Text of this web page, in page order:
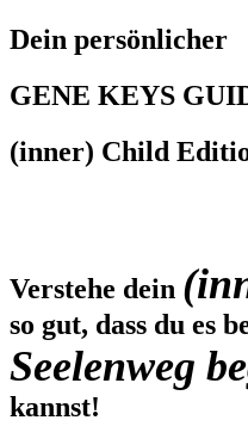
Dein persönlicher
GENE KEYS
(inner) Child
Verstehe dein
so gut, dass du es
Seelenweg
kannst!